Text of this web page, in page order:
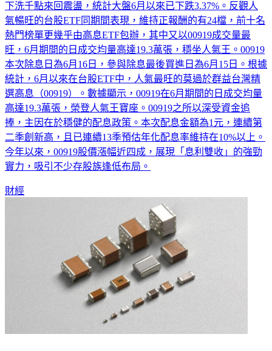
下洗千點來回震盪，統計大盤6月以來已下跌3.37%。反觀人
氣暢旺的台股ETF同期間表現，維持正報酬的有24檔，前十名
熱門榜單更幾乎由高息ETF包辦，其中又以00919成交量最
旺，6月期間的日成交均量高達19.3萬張，穩坐人氣王。00919
本次除息日為6月16日，參與除息最後買進日為6月15日。根據
統計，6月以來在台股ETF中，人氣最旺的莫過於群益台灣精
選高息（00919）。數據顯示，00919在6月期間的日成交均量
高達19.3萬張，榮登人氣王寶座。00919之所以深受資金追
捧，主因在於穩健的配息政策。本次配息金額為1元，連續第
二季創新高，且已連續13季預估年化配息率維持在10%以上。
今年以來，00919股價漲幅近四成，展現「息利雙收」的強勁
實力，吸引不少存股族逢低布局。
財經